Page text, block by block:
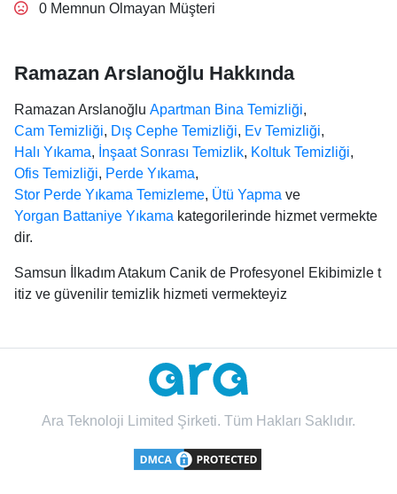
0 Memnun Olmayan Müşteri
Ramazan Arslanoğlu Hakkında
Ramazan Arslanoğlu Apartman Bina Temizliği,
Cam Temizliği, Dış Cephe Temizliği, Ev Temizliği,
Halı Yıkama, İnşaat Sonrası Temizlik, Koltuk Temizliği,
Ofis Temizliği, Perde Yıkama,
Stor Perde Yıkama Temizleme, Ütü Yapma ve
Yorgan Battaniye Yıkama kategorilerinde hizmet vermekte
dir.
Samsun İlkadım Atakum Canik de Profesyonel Ekibimizle t
itiz ve güvenilir temizlik hizmeti vermekteyiz
Ara Teknoloji Limited Şirketi. Tüm Hakları Saklıdır.